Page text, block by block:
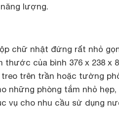
lượng.
chữ nhật đứng rất nhỏ
của bình 376 x 238 x
trên trần hoặc tường
những phòng tắm nhỏ hẹp,
vụ cho nhu cầu sử dụng